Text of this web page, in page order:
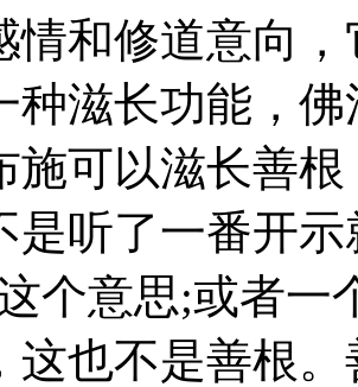
情和修道意向
种滋长功能，
施可以滋长善
是听了一番开
个意思;或者一
这也不是善根